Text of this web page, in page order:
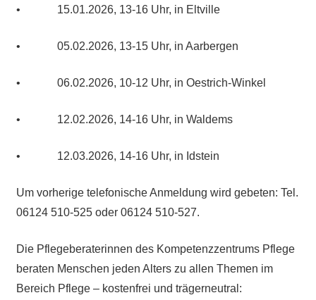
• 15.01.2026, 13-16 Uhr, in Eltville
• 05.02.2026, 13-15 Uhr, in Aarbergen
• 06.02.2026, 10-12 Uhr, in Oestrich-Winkel
• 12.02.2026, 14-16 Uhr, in Waldems
• 12.03.2026, 14-16 Uhr, in Idstein
Um vorherige telefonische Anmeldung wird gebeten: Tel.
06124 510-525 oder 06124 510-527.
Die Pflegeberaterinnen des Kompetenzzentrums Pflege
beraten Menschen jeden Alters zu allen Themen im
Bereich Pflege – kostenfrei und trägerneutral: